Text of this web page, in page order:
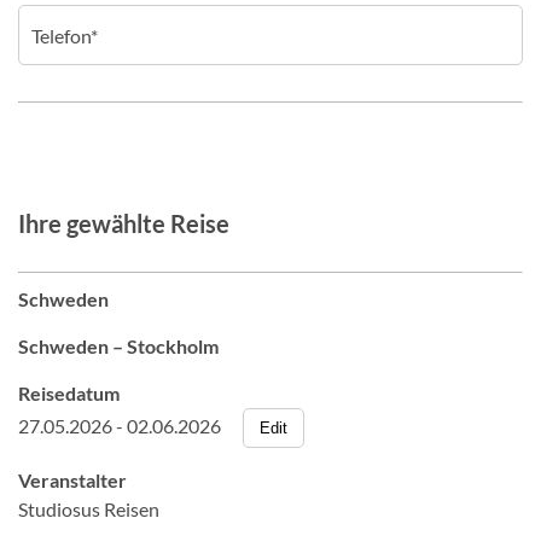
Ihre gewählte Reise
Schweden
Schweden – Stockholm
Reisedatum
27.05.2026 - 02.06.2026
Edit
Veranstalter
Studiosus Reisen